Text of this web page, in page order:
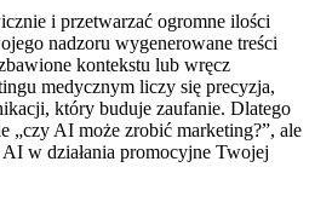
i przetwarzać ogromne ilości
nadzoru wygenerowane treści
kontekstu lub wręcz
medycznym liczy się precyzja,
który buduje zaufanie. Dlatego
„czy AI może zrobić marketing?”, ale
w działania promocyjne Twojej